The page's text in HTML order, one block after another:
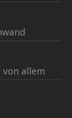
von allem